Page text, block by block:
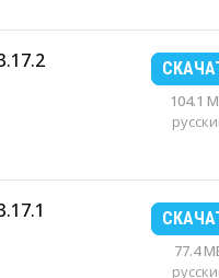
104.1
77.4